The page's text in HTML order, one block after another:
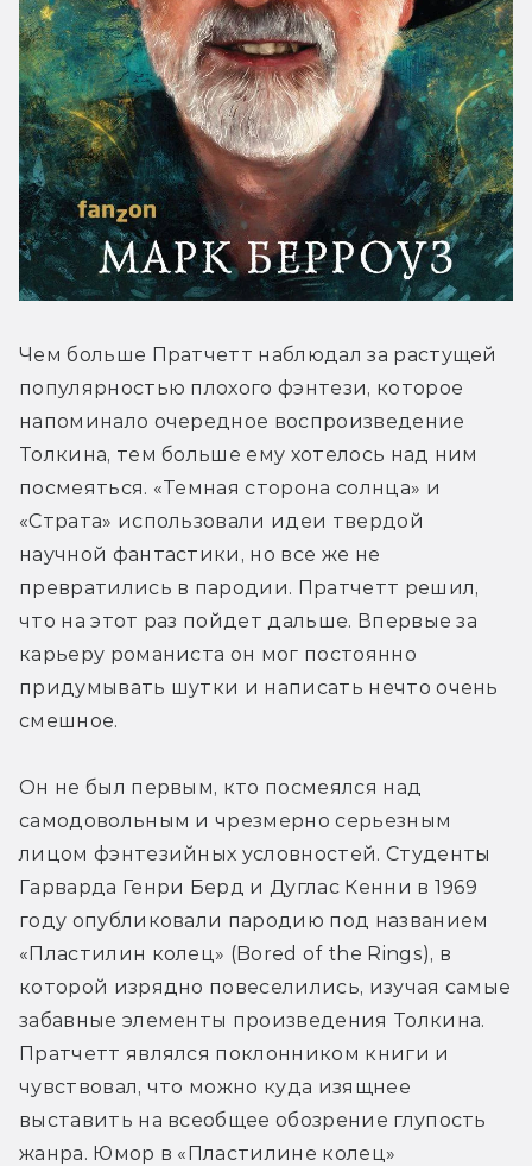
Чем больше Пратчетт наблюдал за растущей
популярностью плохого фэнтези, которое
напоминало очередное воспроизведение
Толкина, тем больше ему хотелось над ним
посмеяться. «Темная сторона солнца» и
«Страта» использовали идеи твердой
научной фантастики, но все же не
превратились в пародии. Пратчетт решил,
что на этот раз пойдет дальше. Впервые за
карьеру романиста он мог постоянно
придумывать шутки и написать нечто очень
смешное.
Он не был первым, кто посмеялся над
самодовольным и чрезмерно серьезным
лицом фэнтезийных условностей. Студенты
Гарварда Генри Берд и Дуглас Кенни в 1969
году опубликовали пародию под названием
«Пластилин колец» (Bored of the Rings), в
которой изрядно повеселились, изучая самые
забавные элементы произведения Толкина.
Пратчетт являлся поклонником книги и
чувствовал, что можно куда изящнее
выставить на всеобщее обозрение глупость
жанра. Юмор в «Пластилине колец»